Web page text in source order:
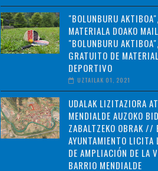
"BOLUNBURU
MATERIALA DOAKO
"BOLUNBURU
GRATUITO DE MATERIAL
DEPORTIVO
UZTAILAK 01, 2021
UDALAK LIZITAZIORA
MENDIALDE AUZOKO
ZABALTZEKO OBRAK //
AYUNTAMIENTO LICITA
DE AMPLIACIÓN DE LA
BARRIO MENDIALDE